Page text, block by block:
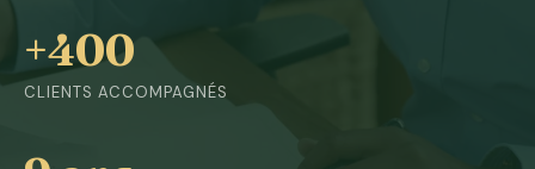
+400
CLIENTS ACCOMPAGNÉS